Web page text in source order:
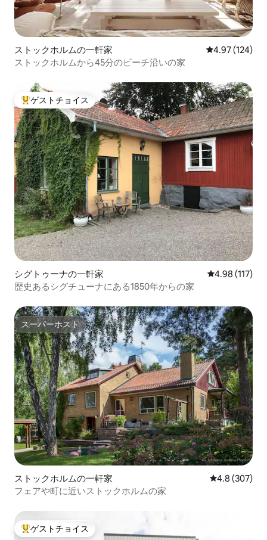
ストックホルムの一軒家 レビュー124
4.97 (124)
ストックホルムから45分のビーチ沿いの家
大好評のゲストチョイスです。
ゲストチョイス
シグトゥーナの一軒家 レビュー117
4.98 (117)
歴史あるシグチューナにある1850年からの家
スーパーホスト
スーパーホスト
ストックホルムの一軒家 レビュー307
4.8 (307)
フェアや町に近いストックホルムの家
大好評のゲストチョイスです。
ゲストチョイス